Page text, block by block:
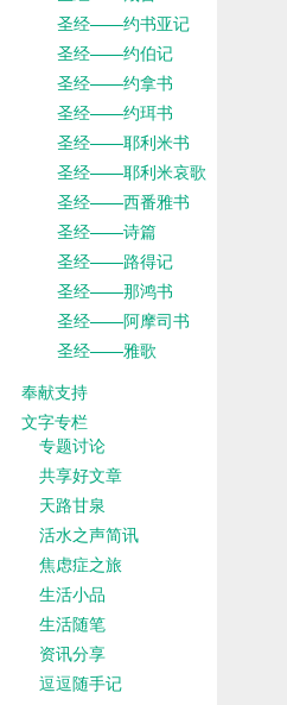
圣经——约书亚记
圣经——约伯记
圣经——约拿书
圣经——约珥书
圣经——耶利米书
圣经——耶利米哀歌
圣经——西番雅书
圣经——诗篇
圣经——路得记
圣经——那鸿书
圣经——阿摩司书
圣经——雅歌
奉献支持
文字专栏
专题讨论
共享好文章
天路甘泉
活水之声简讯
焦虑症之旅
生活小品
生活随笔
资讯分享
逗逗随手记